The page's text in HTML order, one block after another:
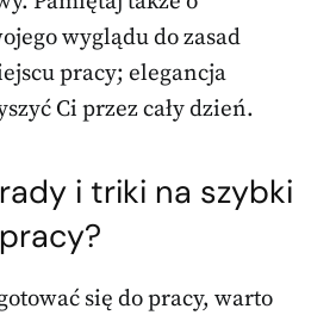
wyglądu do zasad
pracy; elegancja
Ci przez cały dzień.
i triki na szybki
się do pracy, warto